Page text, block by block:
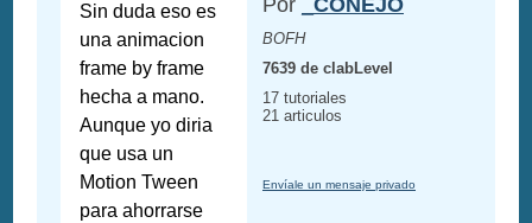
Sin duda eso es
una animacion
frame by frame
hecha a mano.
Aunque yo diria
que usa un
Motion Tween
para ahorrarse
Por _CONEJO
BOFH
7639 de clabLevel
17 tutoriales
21 articulos
Envíale un mensaje privado